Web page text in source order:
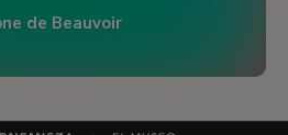
de Beauvoir